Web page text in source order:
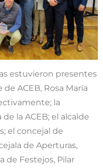
estuvieron presentes
ACEB, Rosa María
la
la ACEB; el alcalde
el concejal de
de Aperturas,
de Festejos, Pilar